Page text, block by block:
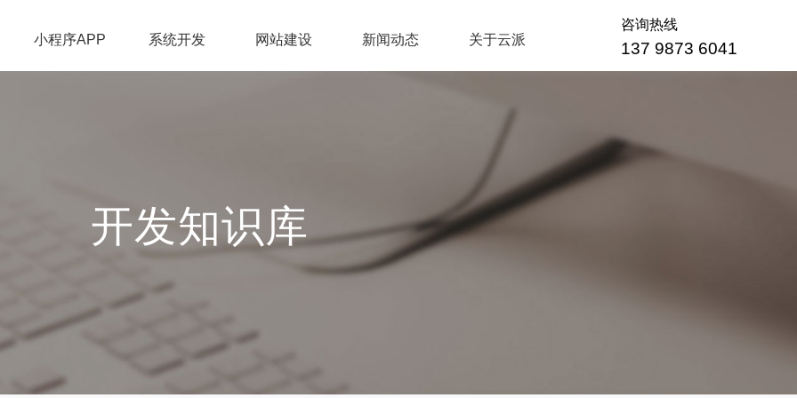
小程序APP 系统开发 网站建设 新闻动态 关于云派
咨询热线
137 9873 6041
开发知识库